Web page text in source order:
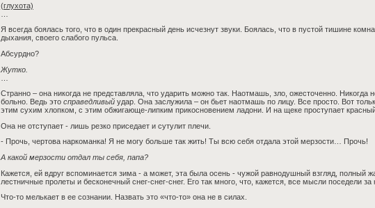
(глухота)
Я всегда боялась того, что в один прекрасный день исчезнут звуки. Боялась, что в пустой тишине
дыхания, своего слабого пульса.
Абсурдно?
Жутко.
Странно – она никогда не представляла, что ударить можно так. Наотмашь, зло, ожесточенно. Никогда
больно. Ведь это справедливый удар. Она заслужила – он бьет наотмашь по лицу. Все просто. Вот
этим сухим хлопком, с этим обжигающе-липким прикосновением ладони. И на щеке проступает красный
Она не отступает - лишь резко приседает и сутулит плечи.
- Прочь, чертова наркоманка! Я не могу больше так жить! Ты всю себя отдала этой мерзости… Прочь!
А какой мерзости отдал ты себя, папа?
Кажется, ей вдруг вспоминается зима - а может, эта была осень - чужой равнодушный взгляд, полный
лестничные пролеты и бесконечный снег-снег-снег. Его так много, что, кажется, все мысли поседели за
Что-то мелькает в ее сознании. Назвать это «что-то» она не в силах.